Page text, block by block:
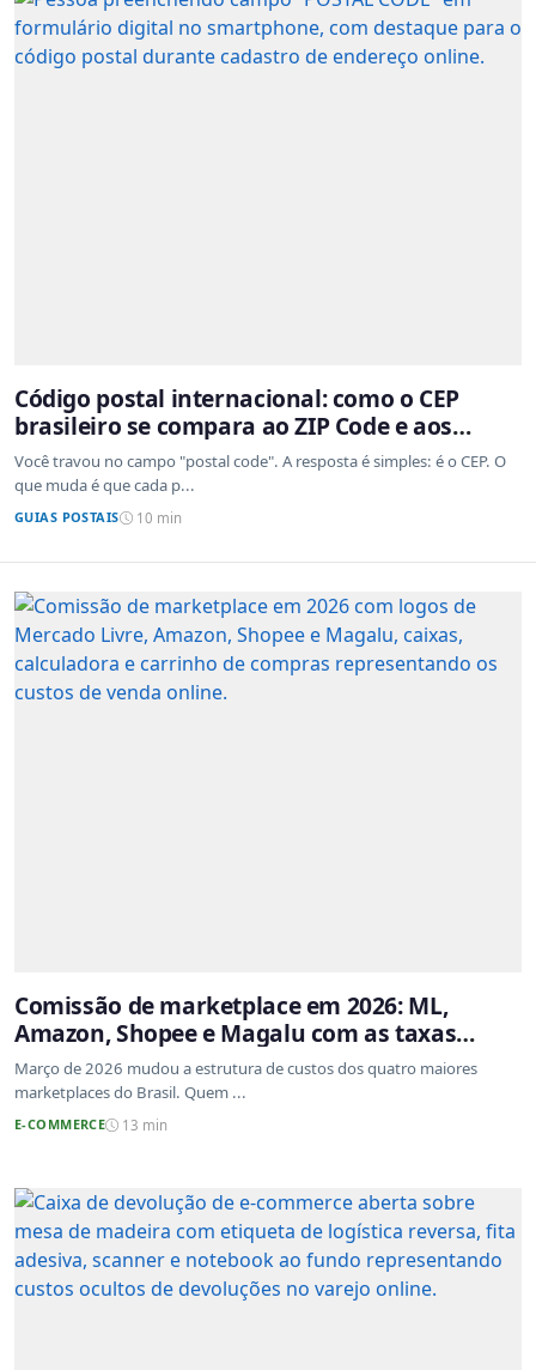
Código postal internacional: como o CEP
brasileiro se compara ao ZIP Code e aos
sistemas de outros países
Você travou no campo "postal code". A resposta é simples: é o CEP. O
que muda é que cada p...
GUIAS POSTAIS 10 min
Comissão de marketplace em 2026: ML,
Amazon, Shopee e Magalu com as taxas
atualizadas
Março de 2026 mudou a estrutura de custos dos quatro maiores
marketplaces do Brasil. Quem ...
E-COMMERCE 13 min